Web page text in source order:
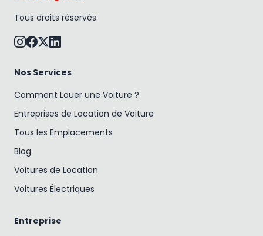
Tous droits réservés.
Nos Services
Comment Louer une Voiture ?
Entreprises de Location de Voiture
Tous les Emplacements
Blog
Voitures de Location
Voitures Électriques
Entreprise